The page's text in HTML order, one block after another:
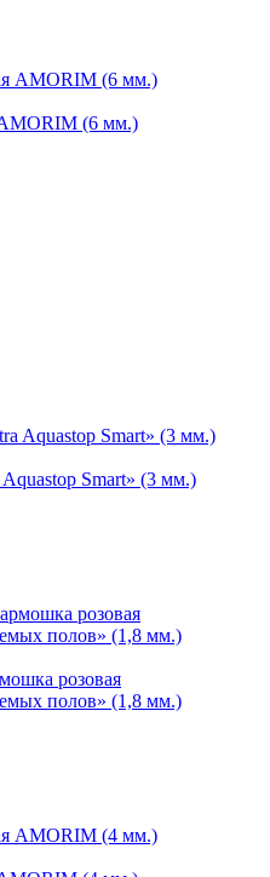
(6 мм.)
Smart» (3 мм.)
розовая
полов» (1,8 мм.)